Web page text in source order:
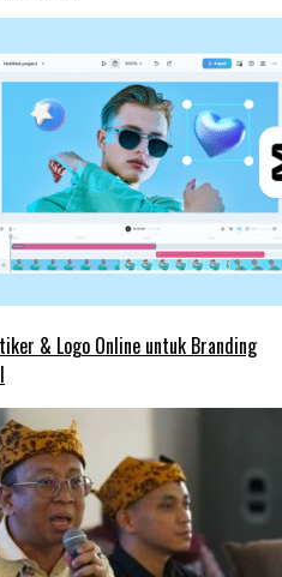
& Logo Online untuk Branding